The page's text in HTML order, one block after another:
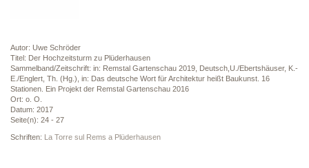
Autor: Uwe Schröder
Titel: Der Hochzeitsturm zu Plüderhausen
Sammelband/Zeitschrift: in: Remstal Gartenschau 2019, Deutsch,U./Ebertshäuser, K.-
E./Englert, Th. (Hg.), in: Das deutsche Wort für Architektur heißt Baukunst. 16
Stationen. Ein Projekt der Remstal Gartenschau 2016
Ort: o. O.
Datum: 2017
Seite(n): 24 - 27
Schriften: La Torre sul Rems a Plüderhausen